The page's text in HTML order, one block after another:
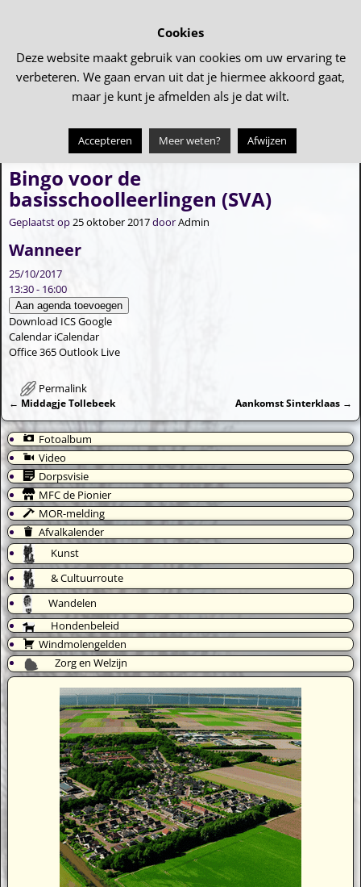
Bericht navigatie
Middagje Tollebeek Aankomst Sinterklaas
Bingo voor de
basisschoolleerlingen (SVA)
Geplaatst op25 oktober 2017doorAdmin
Wanneer
25/10/2017
13:30 - 16:00
Aan agenda toevoegen
Download ICSGoogle
Calendar iCalendar
Office 365Outlook Live
Permalink
Bericht navigatie
← Middagje Tollebeek Aankomst Sinterklaas →
Fotoalbum
Video
Dorpsvisie
MFC de Pionier
MOR-melding
Afvalkalender
Kunst
& Cultuurroute
Wandelen
Hondenbeleid
Windmolengelden
Zorg en Welzijn
Cookies
Deze website maakt gebruik van cookies om uw ervaring te
verbeteren. We gaan ervan uit dat je hiermee akkoord gaat,
maar je kunt je afmelden als je dat wilt.
Accepteren Meer weten? Afwijzen